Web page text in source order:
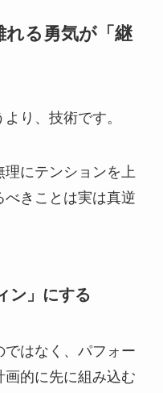
れる勇気が「継
り、技術です。
にテンションを上
べきことは実は真逆
ン」にする
はなく、 パフォー
的に先に組み込む